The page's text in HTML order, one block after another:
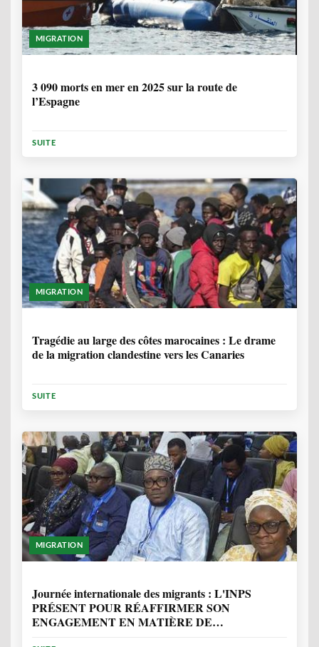
MIGRATION
3 090 morts en mer en 2025 sur la route de
l’Espagne
SUITE
MIGRATION
Tragédie au large des côtes marocaines : Le drame
de la migration clandestine vers les Canaries
SUITE
MIGRATION
Journée internationale des migrants : L'INPS
PRÉSENT POUR RÉAFFIRMER SON
ENGAGEMENT EN MATIÈRE DE